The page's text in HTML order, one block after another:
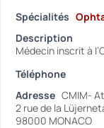
Spécialités
Description
Médecin inscrit à
Téléphone
Adresse CMIM-
2 rue de la
98000 MONACO